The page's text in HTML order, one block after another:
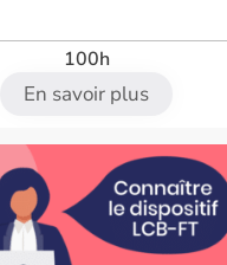
100h
En savoir plus